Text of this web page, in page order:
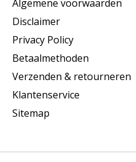
Algemene voorwaarden
Disclaimer
Privacy Policy
Betaalmethoden
Verzenden & retourneren
Klantenservice
Sitemap